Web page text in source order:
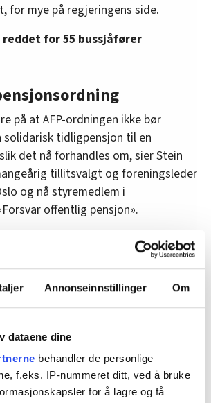
Annonseinnstillinger Om
dataene dine
behandler de personlige
f.eks. IP-nummeret ditt, ved å bruke
for å lagre og få
for mye på regjeringens side.
reddet for 55 bussjåfører
på at AFP-ordningen ikke bør
solidarisk tidligpensjon til en
det nå forhandles om, sier Stein
tillitsvalgt og foreningsleder
og nå styremedlem i
offentlig pensjon».
under bildet: